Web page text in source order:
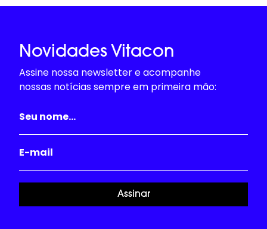
Novidades Vitacon
Assine nossa newsletter e acompanhe
nossas notícias sempre em primeira mão:
Assinar